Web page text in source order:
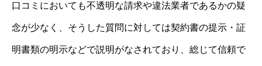
口コミにおいても不透明な請求や違法業者であるかの疑
念が少なく、そうした質問に対しては契約書の提示・証
明書類の明示などで説明がなされており、総じて信頼で